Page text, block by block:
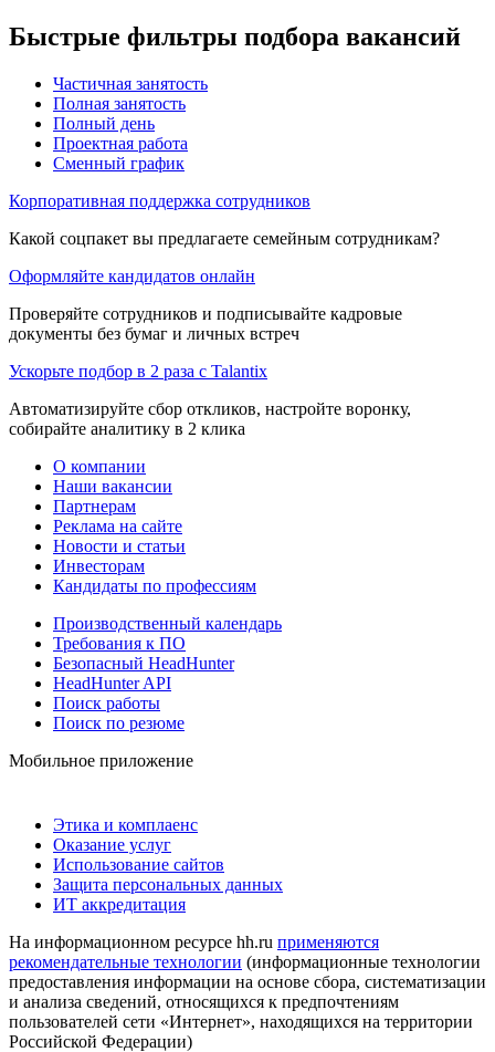
Быстрые фильтры подбора вакансий
Частичная занятость
Полная занятость
Полный день
Проектная работа
Сменный график
Корпоративная поддержка сотрудников
Какой соцпакет вы предлагаете семейным сотрудникам?
Оформляйте кандидатов онлайн
Проверяйте сотрудников и подписывайте кадровые
документы без бумаг и личных встреч
Ускорьте подбор в 2 раза с Talantix
Автоматизируйте сбор откликов, настройте воронку,
собирайте аналитику в 2 клика
О компании
Наши вакансии
Партнерам
Реклама на сайте
Новости и статьи
Инвесторам
Кандидаты по профессиям
Производственный календарь
Требования к ПО
Безопасный HeadHunter
HeadHunter API
Поиск работы
Поиск по резюме
Мобильное приложение
Этика и комплаенс
Оказание услуг
Использование сайтов
Защита персональных данных
ИТ аккредитация
На информационном ресурсе hh.ru применяются
рекомендательные технологии (информационные технологии
предоставления информации на основе сбора, систематизации
и анализа сведений, относящихся к предпочтениям
пользователей сети «Интернет», находящихся на территории
Российской Федерации)